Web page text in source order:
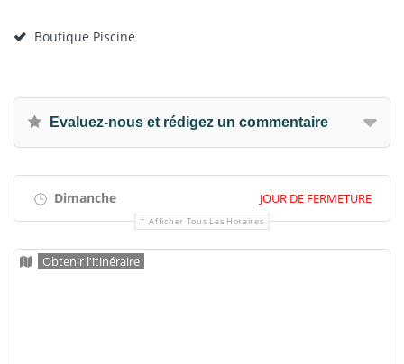
Boutique Piscine
Evaluez-nous et rédigez un commentaire
Dimanche JOUR DE FERMETURE
Afficher Tous Les Horaires
Obtenir l'itinéraire